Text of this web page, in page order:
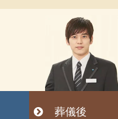
葬儀後